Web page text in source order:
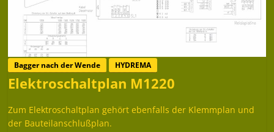
Bagger nach der Wende HYDREMA
Elektroschaltplan M1220
Zum Elektroschaltplan gehört ebenfalls der Klemmplan und
der Bauteilanschlußplan.